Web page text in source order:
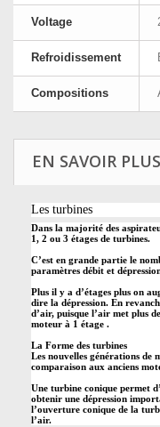
Voltage
Refroidissement
Compositions
EN SAVOIR PLUS
Les turbines
Dans la majorité des
1, 2 ou 3 étages de turbines.
C’est en grande partie le
paramètres débit et
Plus il y a d’étages plus on
dire la dépression. En
d’air, puisque l’air met plus
moteur à 1 étage .
La Forme des turbines
Les nouvelles générations de
comparaison aux anciens
Une turbine conique permet
obtenir une dépression
l’ouverture conique de la
l’air.